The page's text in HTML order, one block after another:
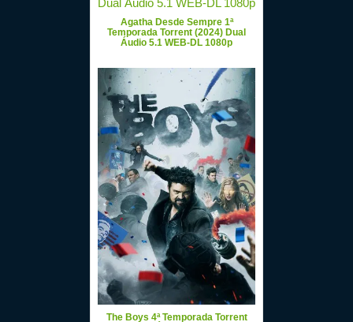
Agatha Desde Sempre 1ª
Temporada Torrent (2024) Dual
Áudio 5.1 WEB-DL 1080p
The Boys 4ª Temporada Torrent